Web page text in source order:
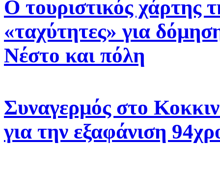
Ο τουριστικός χάρτης
«ταχύτητες» για
Νέστο και πόλη
Συναγερμός στο
για την εξαφάνιση